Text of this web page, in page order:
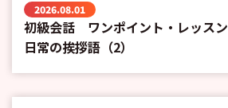
2026.08.01
初級会話 ワンポイント・レッスン
日常の挨拶語（2）